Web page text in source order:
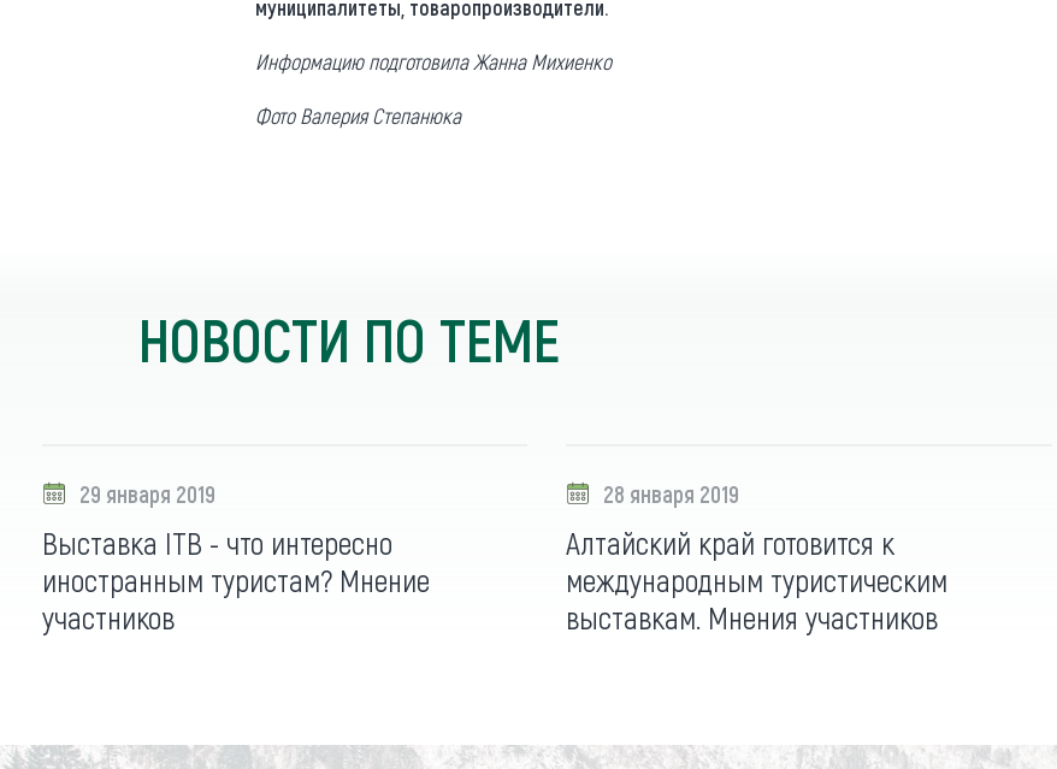
муниципалитеты, товаропроизводители.
Информацию подготовила Жанна Михиенко
Фото Валерия Степанюка
НОВОСТИ ПО ТЕМЕ
29 января 2019
Выставка ITB - что интересно
иностранным туристам? Мнение
участников
28 января 2019
Алтайский край готовится к
международным туристическим
выставкам. Мнения участников